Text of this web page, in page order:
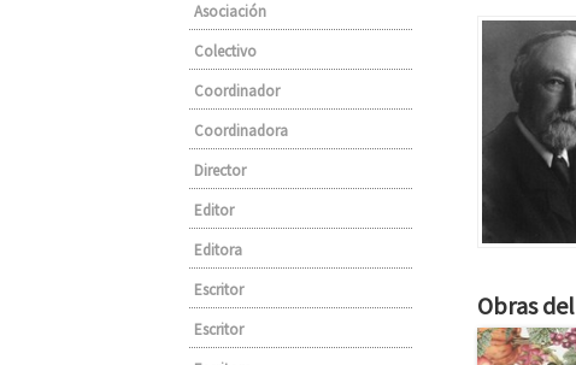
Asociación
Colectivo
Coordinador
Coordinadora
Director
Editor
Editora
Escritor
Escritor
Obras